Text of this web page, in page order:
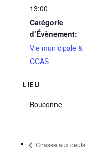
13:00
Catégorie
d’Évènement:
Vie municipale &
CCAS
LIEU
Bouconne
Chasse aux oeufs